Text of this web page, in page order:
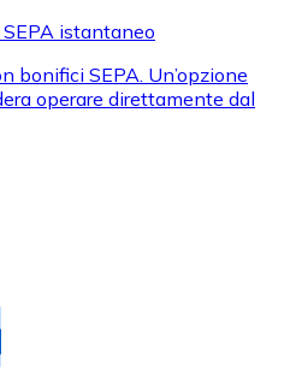
istantaneo
bonifici SEPA. Un’opzione
operare direttamente dal